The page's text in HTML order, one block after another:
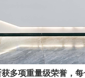
多项重量级荣誉，每